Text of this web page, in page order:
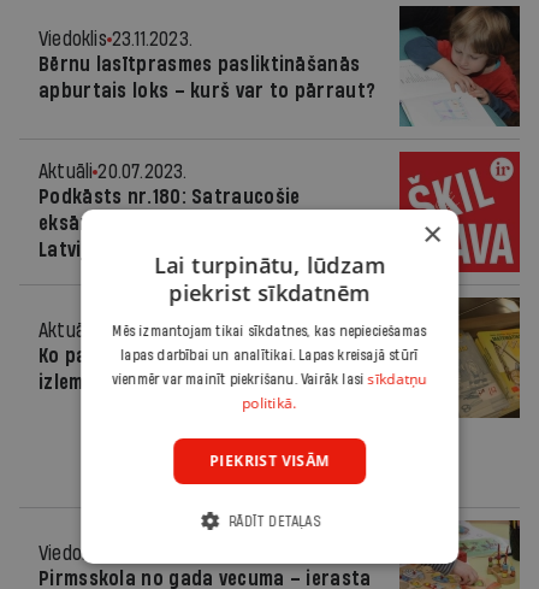
Viedoklis 23.11.2023.
Bērnu lasītprasmes pasliktināšanās
apburtais loks – kurš var to pārraut?
Aktuāli 20.07.2023.
Podkāsts nr.180: Satraucošie
eksāmenu rezultāti. Čiks Rīgas domē.
Latvijas krievvalodīgie un karš
Aktuāli
13.07.2023.
Ko par mācību līdzekļu iegādi drīkst
izlemt vecāku padomes?
Viedoklis
Pirmsskola no gada vecuma – ierasta
×
Lai turpinātu, lūdzam
piekrist sīkdatnēm
Mēs izmantojam tikai sīkdatnes, kas nepieciešamas
lapas darbībai un analītikai. Lapas kreisajā stūrī
vienmēr var mainīt piekrišanu. Vairāk lasisīkdatņu
politikā.
PIEKRIST VISĀM
RĀDĪT DETAĻAS